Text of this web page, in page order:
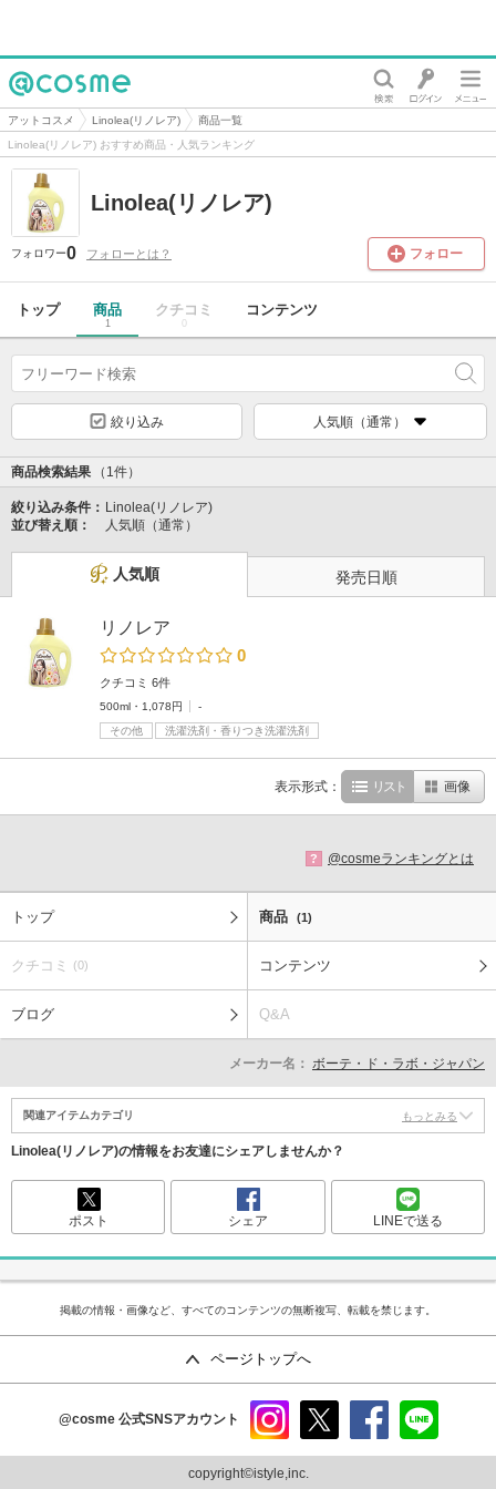
@cosme
アットコスメ Linolea(リノレア)
商品一覧
Linolea(リノレア) おすすめ商品・人気ランキング
Linolea(リノレア)
フォロワー0 フォローとは？ フォロー
トップ 商品
1
クチコミ
0
コンテンツ
絞り込み 人気順（通常）
商品検索結果 （1件）
絞り込み条件： Linolea(リノレア)
並び替え順：
人気順（通常）
人気順 発売日順
リノレア
0
クチコミ 6件
500ml・1,078円
-
その他
洗濯洗剤・香りつき洗濯洗剤
表示形式： リスト 画像
? @cosmeランキングとは
トップ 商品 (1)
クチコミ (0) コンテンツ
ブログ Q&A
メーカー名： ボーテ・ド・ラボ・ジャパン
関連アイテムカテゴリ もっとみる
Linolea(リノレア)の情報をお友達にシェアしませんか？
ポスト シェア LINEで送る
掲載の情報・画像など、すべてのコンテンツの無断複写、転載を禁じます。
ページトップへ
@cosme 公式SNSアカウント
ram
copyright©istyle,inc.